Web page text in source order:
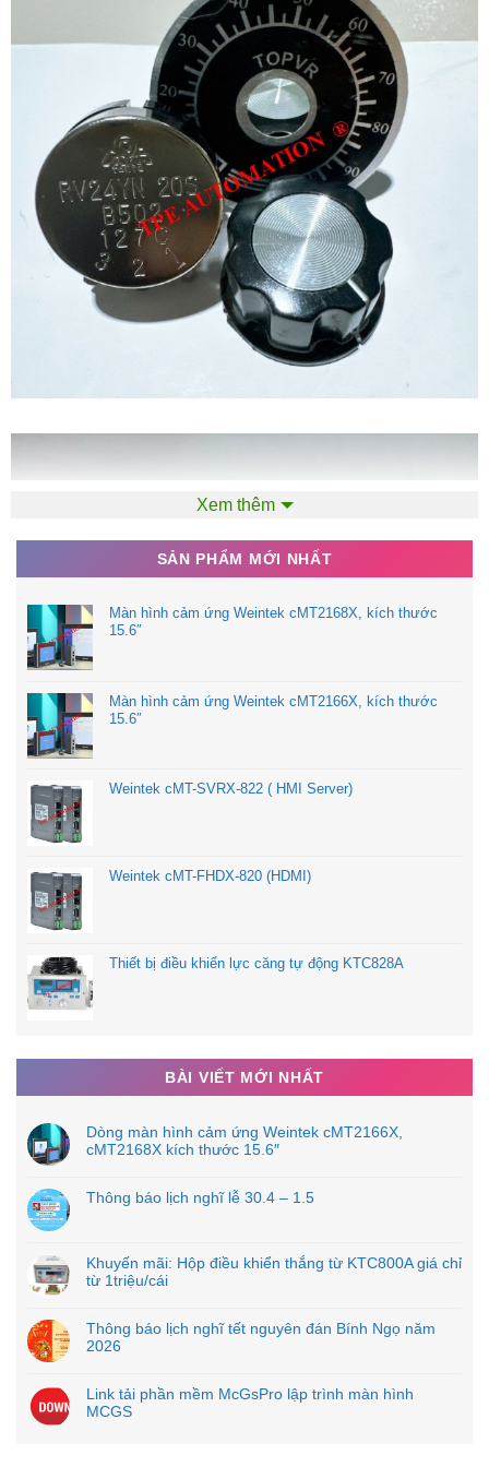
Biến trở Cosmos tokyo RV24YN 20S B502
Biến trở 1 vòng COSMOS TOKYO các loại
*Thông số chung:
Xem thêm
SẢN PHẨM MỚI NHẤT
Màn hình cảm ứng Weintek cMT2168X, kích thước
15.6″
Màn hình cảm ứng Weintek cMT2166X, kích thước
15.6″
Weintek cMT-SVRX-822 ( HMI Server)
Weintek cMT-FHDX-820 (HDMI)
Thiết bị điều khiển lực căng tự động KTC828A
BÀI VIẾT MỚI NHẤT
Dòng màn hình cảm ứng Weintek cMT2166X,
cMT2168X kích thước 15.6″
Thông báo lịch nghĩ lễ 30.4 – 1.5
Khuyến mãi: Hộp điều khiển thắng từ KTC800A giá chỉ
từ 1triệu/cái
Thông báo lịch nghĩ tết nguyên đán Bính Ngọ năm
2026
Link tải phần mềm McGsPro lập trình màn hình
MCGS